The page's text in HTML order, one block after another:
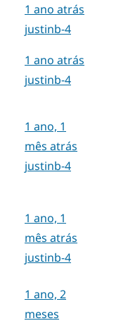
1 ano atrás
justinb-4
1 ano atrás
justinb-4
1 ano, 1
mês atrás
justinb-4
1 ano, 1
mês atrás
justinb-4
1 ano, 2
meses